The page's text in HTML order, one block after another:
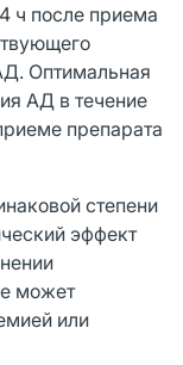
ч после приема
Оптимальная
АД в течение
препарата
степени
эффект
может
или